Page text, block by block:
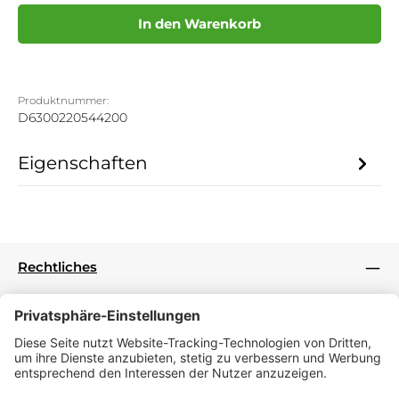
In den Warenkorb
Produktnummer:
D6300220544200
Eigenschaften
Rechtliches
Informationen
Folge uns